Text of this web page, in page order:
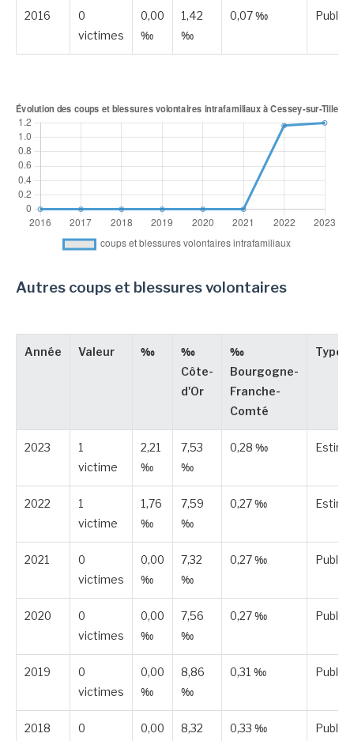
2016
0
victimes
0,00
‰
1,42
‰
0,07 ‰ Publiée
Autres coups et blessures volontaires
Année Valeur ‰
‰
Côte-
d'Or
‰
Bourgogne-
Franche-
Comté
Type
2023
1
victime
2,21
‰
7,53
‰
0,28 ‰
2022
1
victime
1,76
‰
7,59
‰
0,27 ‰
2021
0
victimes
0,00
‰
7,32
‰
0,27 ‰ Publiée
2020
0
victimes
0,00
‰
7,56
‰
0,27 ‰ Publiée
2019
0
victimes
0,00
‰
8,86
‰
0,31 ‰ Publiée
2018
0
0,00
8,32
0,33 ‰ Publiée